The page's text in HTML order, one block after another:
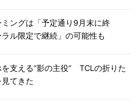
ングは「予定通り9月末に終
ル限定で継続」の可能性も
支える“影の主役” TCLの折りた
てきた